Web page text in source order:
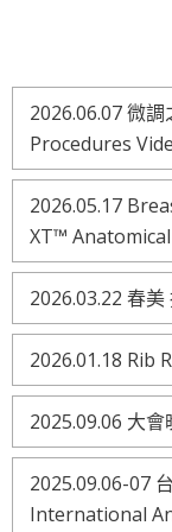
2026.06.07 微
Procedures
2026.05.17
XT™
2026.03.22 春
2026.01.18 Rib
2025.09.06 大
2025.09.06-07
International